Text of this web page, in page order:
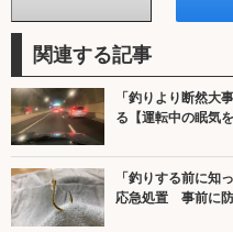
関連する記事
「釣りより断然大
る【運転中の眠気
「釣りする前に知
応急処置 事前に防